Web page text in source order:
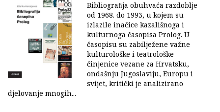
Bibliograﬁja obuhvaća razdoblje
od 1968. do 1993, u kojem su
izlazile inačice kazališnoga i
kulturnoga časopisa Prolog. U
časopisu su zabilježene važne
kulturološke i teatrološke
činjenice vezane za Hrvatsku,
ondašnju Jugoslaviju, Europu i
svijet, kritički je analizirano
djelovanje mnogih...